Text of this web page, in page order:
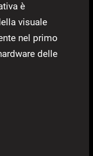
è
visuale
nel primo
delle